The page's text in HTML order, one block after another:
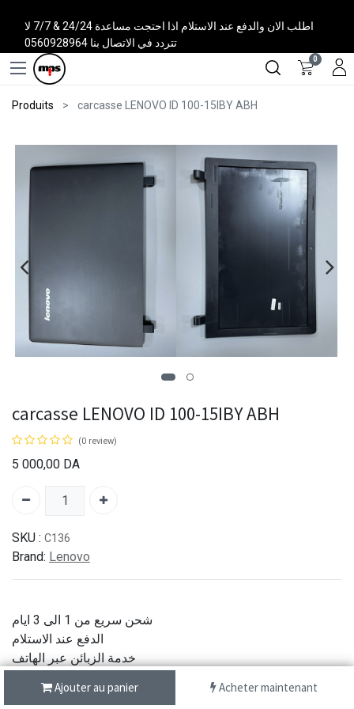
اطلب الان والدفع عند الاستلام اذا احتجت مساعدة 24/24 & 7/7 لا
تتردد في الاتصال بنا 0560928964
0
Produits carcasse LENOVO ID 100-15IBY ABH
Ajouter au panier Acheter maintenant
carcasse LENOVO ID 100-15IBY ABH
(0 review)
5 000,00 DA
SKU : C136
Brand: Lenovo
شحن سريع من 1 الى 3 ايام
الدفع عند الاستلام
خدمة الزبائن عبر الهاتف